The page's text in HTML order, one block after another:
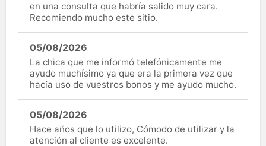
en una consulta que habría salido muy cara.
Recomiendo mucho este sitio.
05/08/2026
La chica que me informó telefónicamente me
ayudo muchísimo ya que era la primera vez que
hacía uso de vuestros bonos y me ayudo mucho.
05/08/2026
Hace años que lo utilizo, Cómodo de utilizar y la
atención al cliente es excelente.